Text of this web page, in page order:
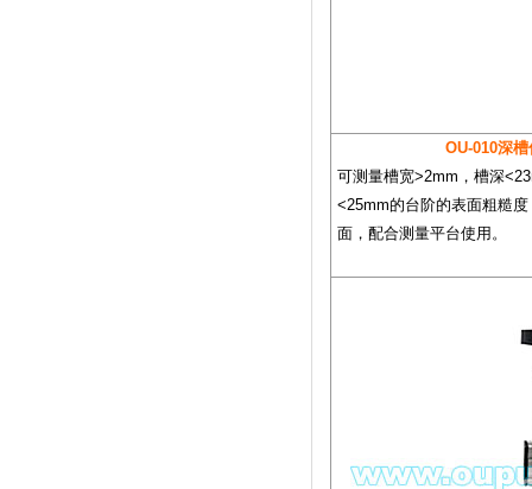
OU-010深
可测量槽宽>2mm，槽深
<25mm的台阶的表面粗糙
面，配合测量平台使用。